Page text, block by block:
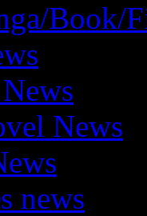
Book/
News
news